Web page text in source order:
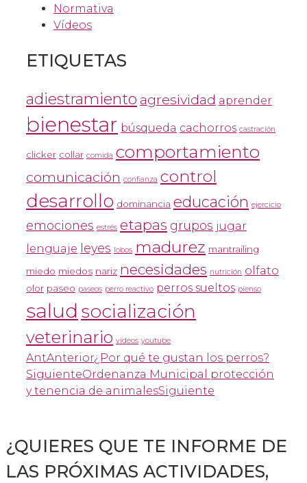
Normativa
Vídeos
ETIQUETAS
adiestramiento agresividad aprender
bienestar búsqueda cachorros castración
clicker collar comida comportamiento
comunicación confianza control
desarrollo dominancia educación ejercicio
emociones estrés etapas grupos jugar
lenguaje leyes lobos madurez mantrailing
miedo miedos nariz necesidades nutrición olfato
olor paseo paseos perro reactivo perros sueltos pienso
salud socialización
veterinario vídeos youtube
AntAnterior¿Por qué te gustan los perros?
SiguienteOrdenanza Municipal protección
y tenencia de animalesSiguiente
¿QUIERES QUE TE INFORME DE
LAS PRÓXIMAS ACTIVIDADES,